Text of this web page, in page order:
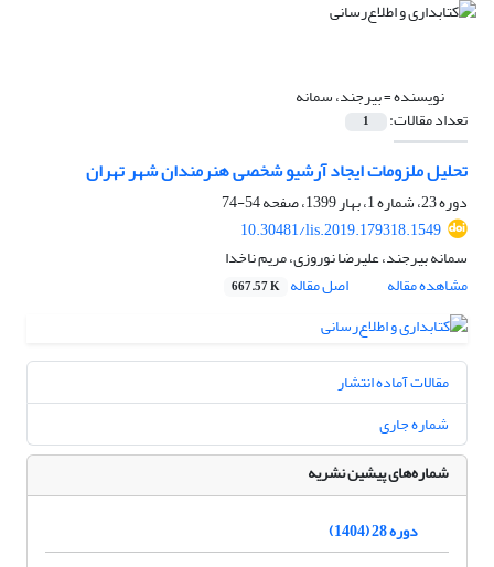
نویسنده =بیرجند، سمانه
تعداد مقالات: 1
تحلیل ملزومات ایجاد آرشیو شخصی هنرمندان شهر تهران
دوره 23، شماره 1، بهار 1399، صفحه
54-74
10.30481/lis.2019.179318.1549
سمانه بیرجند، علیرضا نوروزی، مریم ناخدا
مشاهده مقاله
اصل مقاله 667.57 K
مقالات آماده انتشار
شماره جاری
شماره‌های پیشین نشریه
دوره 28 (1404)